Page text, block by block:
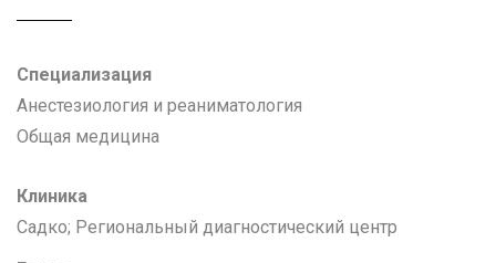
Специализация
Анестезиология и реаниматология
Общая медицина
Клиника
Садко; Региональный диагностический центр